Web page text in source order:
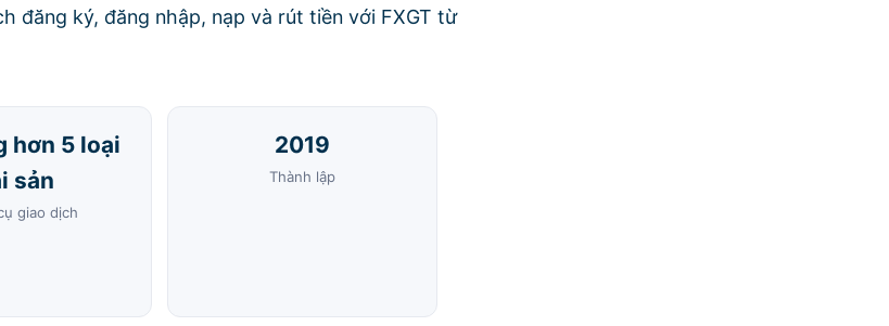
đăng ký, đăng nhập, nạp và rút tiền với FXGT từ
hơn 5 loại
sản
giao dịch
2019
Thành lập